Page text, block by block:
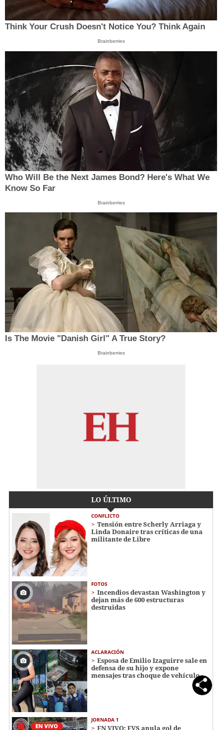
Think Your Crush Doesn't Notice You? Think Again
Brainberries
Who Will Be the Next James Bond? Here's What We
Know So Far
Brainberries
Is The Movie "Danish Girl" A True Story?
Brainberries
LO ÚLTIMO
CONFLICTO
Tensión entre Scherly Arriaga y
Linda Donaire tras críticas de una
militante de Libre
FOTOS
Incendios devastan Washington y
dejan más de 600 estructuras
destruidas
ACLARACIÓN
Esposa de Emilio Izaguirre sale en
defensa de su hijo y expone
mensajes tras choque de vehículo
JORNADA 1